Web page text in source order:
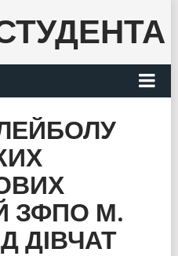
ЗФПО М.
ДІВЧАТ